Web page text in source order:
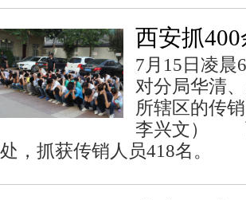
西安抓
7月15日凌晨
对分局华清
所辖区的传
李兴文）
处，抓获传销人员418名。